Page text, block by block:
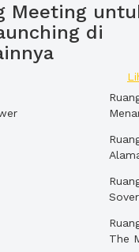
Meeting
di
The